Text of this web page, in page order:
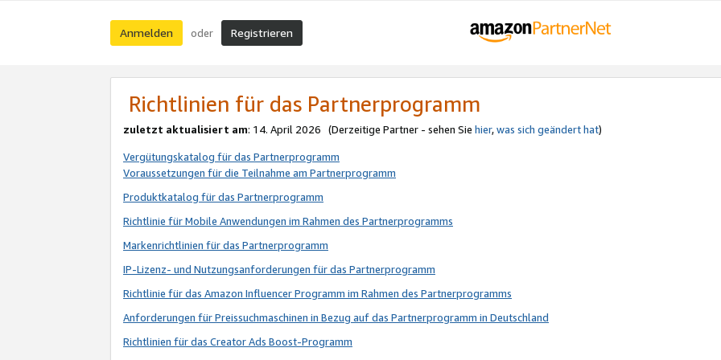
Anmelden oder Registrieren
Richtlinien für das Partnerprogramm
zuletzt aktualisiert am: 14. April 2026 (Derzeitige Partner - sehen Sie hier,was sich geändert hat)
Vergütungskatalog für das Partnerprogramm
Voraussetzungen für die Teilnahme am Partnerprogramm
Produktkatalog für das Partnerprogramm
Richtlinie für Mobile Anwendungen im Rahmen des Partnerprogramms
Markenrichtlinien für das Partnerprogramm
IP-Lizenz- und Nutzungsanforderungen für das Partnerprogramm
Richtlinie für das Amazon Influencer Programm im Rahmen des Partnerprogramms
Anforderungen für Preissuchmaschinen in Bezug auf das Partnerprogramm in Deutschland
Richtlinien für das Creator Ads Boost-Programm